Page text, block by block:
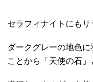
セラフィナイトにもリ
ダークグレーの地色
ことから「天使の石」